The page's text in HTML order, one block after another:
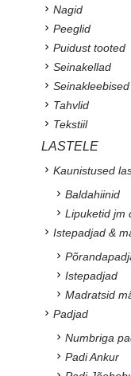
Nagid
Peeglid
Puidust tooted
Seinakellad
Seinakleebised
Tahvlid
Tekstiil
LASTELE
Kaunistused
Baldahiinid
Lipuketid jm
Istepadjad &
Istepadjad
Madratsid
Padjad
Numbriga
Padi Ankur